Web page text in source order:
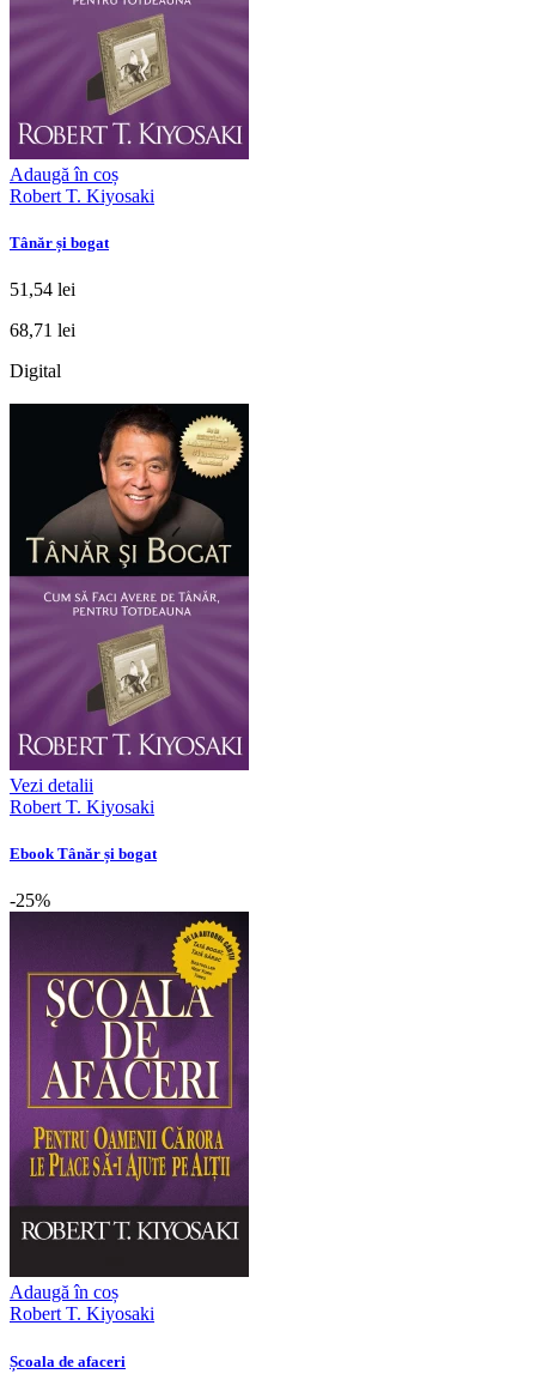
Adaugă în coș
Robert T. Kiyosaki
Tânăr și bogat
51,54 lei
68,71 lei
Digital
Vezi detalii
Robert T. Kiyosaki
Ebook Tânăr și bogat
-25%
Adaugă în coș
Robert T. Kiyosaki
Școala de afaceri